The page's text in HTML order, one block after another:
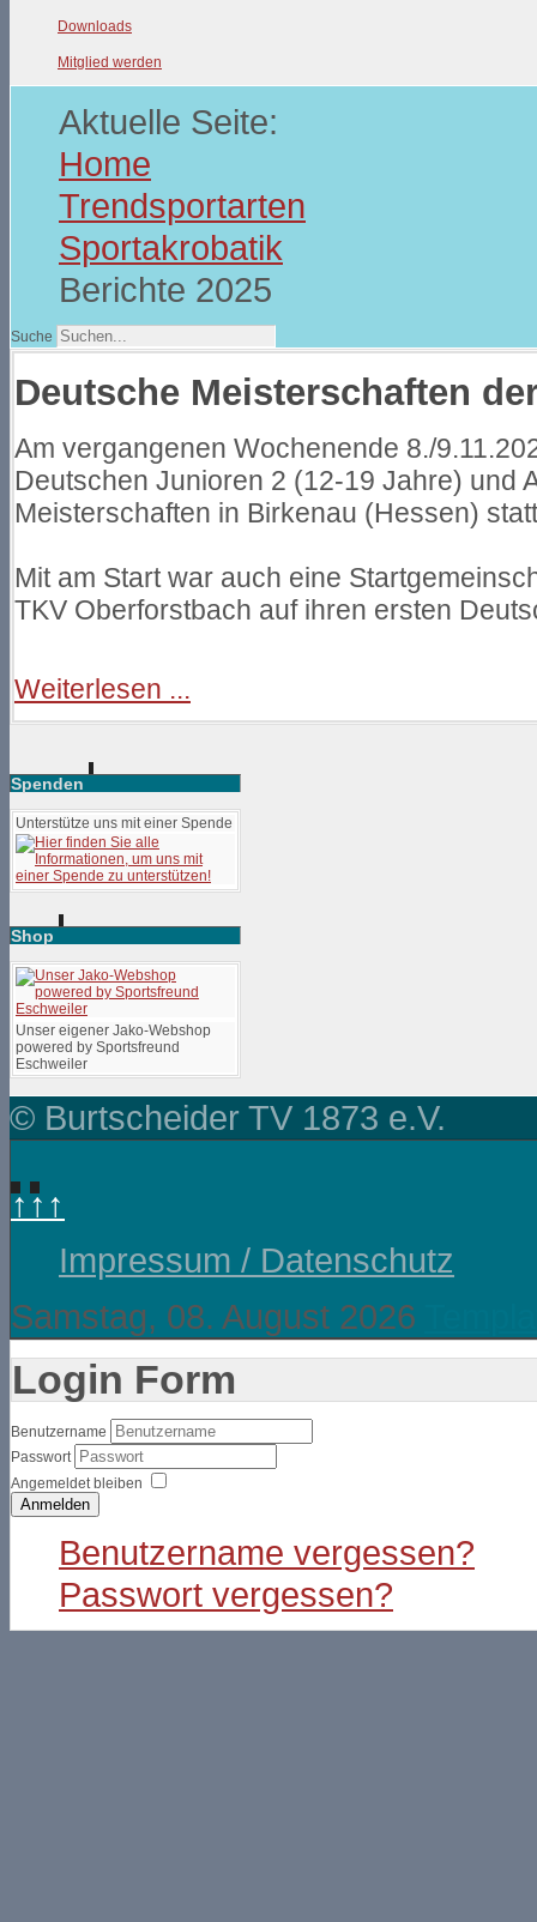
Downloads
Mitglied werden
Aktuelle Seite:
Home
Trendsportarten
Sportakrobatik
Berichte 2025
Suche
Deutsche Meisterschaften
Am vergangenen Wochenende 8./
Deutschen Junioren 2 (12-19 Jahre) und
Meisterschaften in Birkenau (Hessen)
Mit am Start war auch eine
TKV Oberforstbach auf ihren ersten
Weiterlesen ...
Spenden
Unterstütze uns mit einer Spende
Shop
Unser eigener Jako-Webshop
powered by Sportsfreund
Eschweiler
© Burtscheider TV 1873 e.V.
↑↑↑
Impressum / Datenschutz
Samstag, 08. August 2026
Login Form
Benutzername
Passwort
Angemeldet bleiben
Anmelden
Benutzername vergessen?
Passwort vergessen?